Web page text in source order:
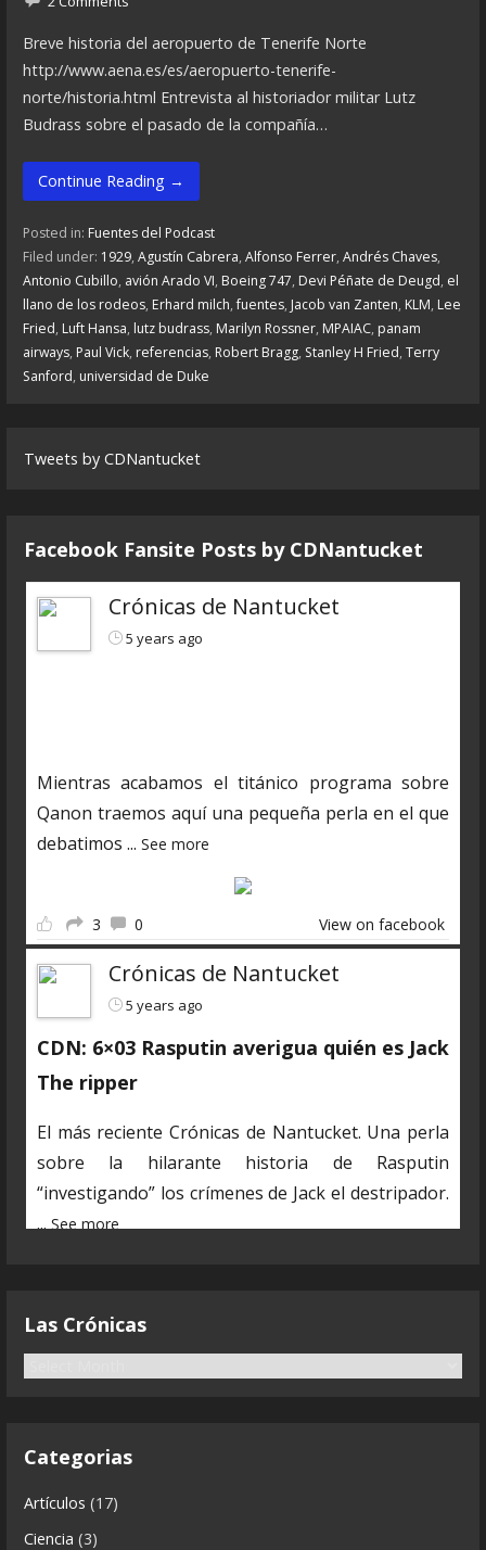
Breve historia del aeropuerto de Tenerife Norte
http://www.aena.es/es/aeropuerto-tenerife-
norte/historia.html Entrevista al historiador militar Lutz
Budrass sobre el pasado de la compañía…
Continue Reading →
Posted in: Fuentes del Podcast
Filed under: 1929, Agustín Cabrera, Alfonso Ferrer, Andrés Chaves,
Antonio Cubillo, avión Arado VI, Boeing 747, Devi Péñate de Deugd, el
llano de los rodeos, Erhard milch,fuentes, Jacob van Zanten, KLM, Lee
Fried, Luft Hansa, lutz budrass, Marilyn Rossner, MPAIAC, panam
airways, Paul Vick, referencias, Robert Bragg, Stanley H Fried, Terry
Sanford, universidad de Duke
Tweets by CDNantucket
Facebook Fansite Posts by ‎CDNantucket
Crónicas de Nantucket
5 years ago
Mientras acabamos el titánico programa sobre
Qanon traemos aquí una pequeña perla en el que
debatimos ... See more
3 0 View on facebook
Crónicas de Nantucket
5 years ago
CDN: 6×03 Rasputin averigua quién es Jack
The ripper
El más reciente Crónicas de Nantucket. Una perla
sobre la hilarante historia de Rasputin
“investigando” los crímenes de Jack el destripador.
...See more
secreta. Poco a poco volvemos a la normalidad y ya
Crónicas de Nantucket
Las Crónicas
C
ó
n
Categorias
Artículos (17)
Ciencia (3)